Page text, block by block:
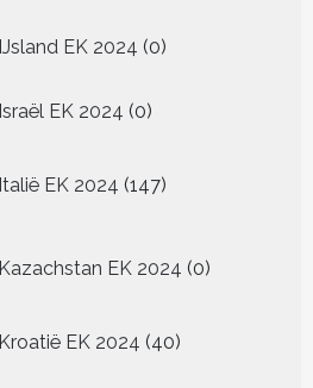
IJsland EK 2024 00
Israël EK 2024 00
Italië EK 2024 147
producten
Kazachstan EK 2024 0
producten
Kroatië EK 2024 4040